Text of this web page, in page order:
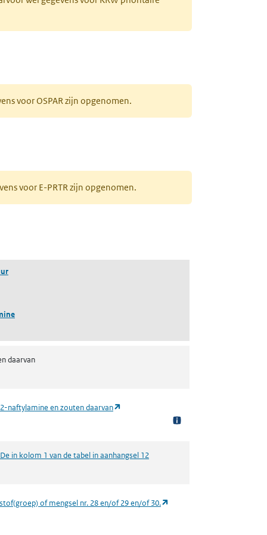
voor OSPAR zijn opgenomen.
voor E-PRTR zijn opgenomen.
daarvan
2-naftylamine en zouten daarvan
De in kolom 1 van de tabel in aanhangsel 12
stof(groep) of mengsel nr. 28 en/of 29 en/of 30.